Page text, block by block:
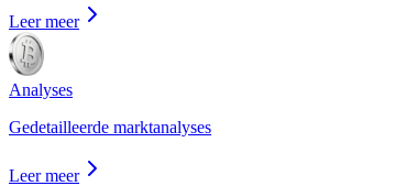
Leer meer
Analyses
Gedetailleerde marktanalyses
Leer meer